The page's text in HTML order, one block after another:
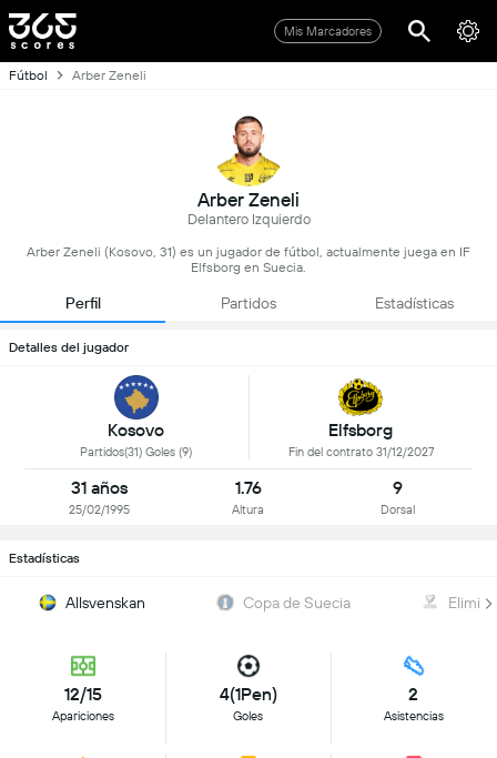
Mis Marcadores
Fútbol Arber Zeneli
Arber Zeneli
Delantero Izquierdo
Arber Zeneli (Kosovo, 31) es un jugador de fútbol, actualmente juega en IF
Elfsborg en Suecia.
Perfil Partidos Estadísticas
Detalles del jugador
Kosovo
Partidos(31) Goles (9)
Elfsborg
Fin del contrato 31/12/2027
31 años
25/02/1995
1.76
Altura
9
Dorsal
Estadísticas
Allsvenskan Copa de Suecia
12/15
Apariciones
4(1Pen)
Goles
2
Asistencias